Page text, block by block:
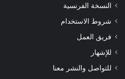
النسخة الفرنسية
شروط الاستخدام
فريق العمل
للإشهار
للتواصل والنشر معنا